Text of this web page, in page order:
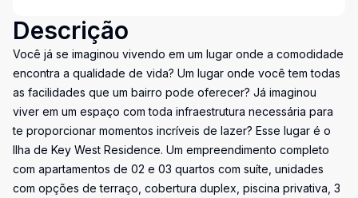
Descrição
Você já se imaginou vivendo em um lugar onde a comodidade
encontra a qualidade de vida? Um lugar onde você tem todas
as facilidades que um bairro pode oferecer? Já imaginou
viver em um espaço com toda infraestrutura necessária para
te proporcionar momentos incríveis de lazer? Esse lugar é o
Ilha de Key West Residence. Um empreendimento completo
com apartamentos de 02 e 03 quartos com suíte, unidades
com opções de terraço, cobertura duplex, piscina privativa, 3